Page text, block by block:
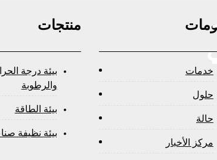
خدمات
حلول
حالة
مركز الأخبار
منتجات
بيئة درجة
والرطوبة
بيئة الطاقة
بيئة نظيفة